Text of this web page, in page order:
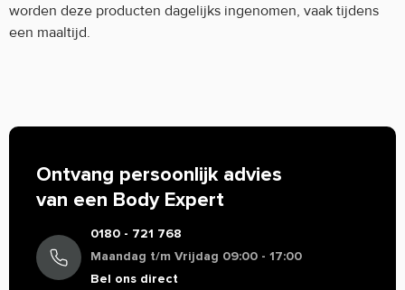
worden deze producten dagelijks ingenomen, vaak tijdens
een maaltijd.
Ontvang persoonlijk advies
van een Body Expert
0180 - 721 768
Maandag t/m Vrijdag 09:00 - 17:00
Bel ons direct